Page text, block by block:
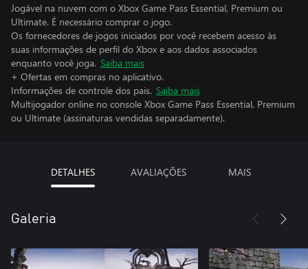
Jogável na nuvem com o Xbox Game Pass Essential, Premium ou
Ultimate. É necessário comprar o jogo.
Os fornecedores de jogos iniciados por você recebem acesso às
suas informações de perfil do Xbox e aos dados associados
enquanto você joga. Saiba mais
+ Ofertas em compras no aplicativo.
Informações de controle dos pais. Saiba mais
Multijogador online no console Xbox Game Pass Essential, Premium
ou Ultimate (assinaturas vendidas separadamente).
DETALHES AVALIAÇÕES MAIS
Galeria